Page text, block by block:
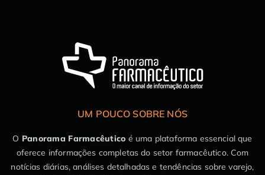
UM POUCO SOBRE NÓS
O Panorama Farmacêutico é uma plataforma essencial que
oferece informações completas do setor farmacêutico. Com
notícias diárias, análises detalhadas e tendências sobre varejo,